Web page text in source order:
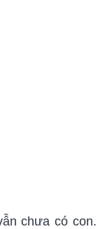
chưa có con.